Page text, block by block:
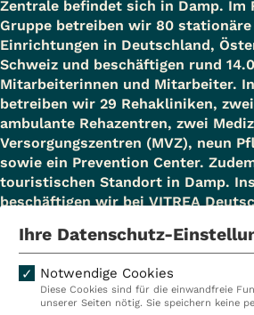
Zentrale befindet sich in Damp. Im
Gruppe betreiben wir 80
Einrichtungen in Deutschland,
Schweiz und beschäftigen rund
Mitarbeiterinnen und Mitarbeiter.
betreiben wir 29 Rehakliniken,
ambulante Rehazentren, zwei
Versorgungszentren (MVZ), neun
sowie ein Prevention Center.
touristischen Standort in Damp.
beschäftigen wir bei VITREA
Kliniken
Ihre Datenschutz-
Notwendige Cookies
Diese Cookies sind für die einwandfreie
unserer Seiten nötig. Sie speichern keine